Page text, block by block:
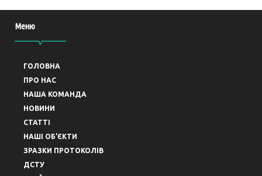
Меню
ГОЛОВНА
ПРО НАС
НАША КОМАНДА
НОВИНИ
СТАТТІ
НАШІ ОБ’ЄКТИ
ЗРАЗКИ ПРОТОКОЛІВ
ДСТУ